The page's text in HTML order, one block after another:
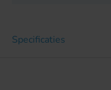
Specificaties